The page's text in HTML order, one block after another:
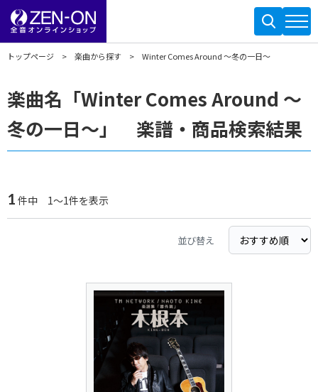
トップページ 楽曲から探す Winter Comes Around ～冬の一日～
楽曲名「Winter Comes Around ～
冬の一日～」 楽譜・商品検索結果
1 件中 1～1件を表示
並び替え